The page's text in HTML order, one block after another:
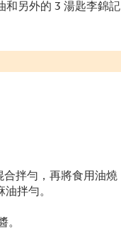
和另外的 3 湯匙李錦記
合拌勻，再將食用油燒
拌勻。
。